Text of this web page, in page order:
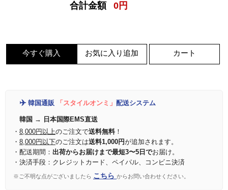
合計金額 0 円
今すぐ購入 お気に入り追加 カート
✈️ 韓国通販 「スタイルオンミ」 配送システム
韓国 → 日本国際EMS直送
・ 8,000円以上のご注文で送料無料！
・ 8,000円以下のご注文は送料1,000円が追加されます。
・配送期間： 出荷からお届けまで最短3〜5日でお届け。
・決済手段：クレジットカード、ペイパル、コンビニ決済
※ご不明な点がございましたら こちら からお問い合わせください。